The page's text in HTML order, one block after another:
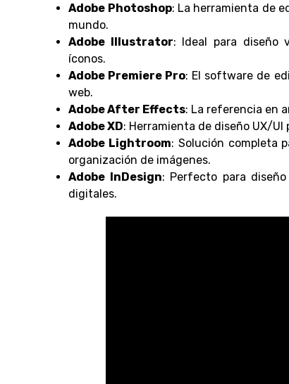
Adobe Photoshop: La herramienta de
mundo.
Adobe Illustrator: Ideal para diseño
íconos.
Adobe Premiere Pro: El software de
web.
Adobe After Effects: La referencia en
Adobe XD: Herramienta de diseño UX/
Adobe Lightroom: Solución completa
organización de imágenes.
Adobe InDesign: Perfecto para
digitales.